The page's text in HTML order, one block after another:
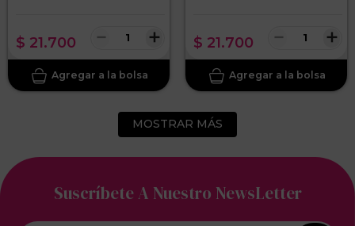
$ 21.700 ＋
－ $ 21.700 ＋
－
MOSTRAR MÁS
Suscríbete A Nuestro NewsLetter